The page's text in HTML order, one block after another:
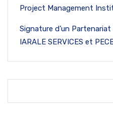
Project Management
Signature d’un
IARALE SERVICES et